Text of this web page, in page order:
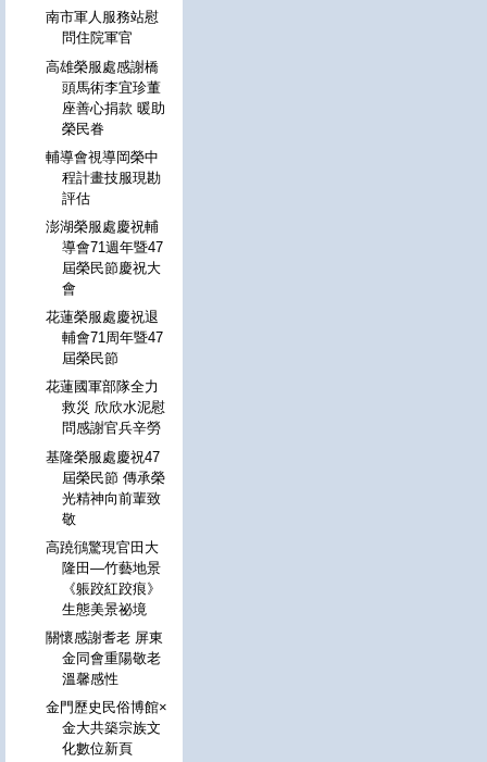
南市軍人服務站慰
問住院軍官
高雄榮服處感謝橋
頭馬術李宜珍董
座善心捐款 暖助
榮民眷
輔導會視導岡榮中
程計畫技服現勘
評估
澎湖榮服處慶祝輔
導會71週年暨47
屆榮民節慶祝大
會
花蓮榮服處慶祝退
輔會71周年暨47
屆榮民節
花蓮國軍部隊全力
救災 欣欣水泥慰
問感謝官兵辛勞
基隆榮服處慶祝47
屆榮民節 傳承榮
光精神向前輩致
敬
高蹺鴴驚現官田大
隆田—竹藝地景
《躼跤紅跤痕》
生態美景祕境
關懷感謝耆老 屏東
金同會重陽敬老
溫馨感性
金門歷史民俗博館×
金大共築宗族文
化數位新頁